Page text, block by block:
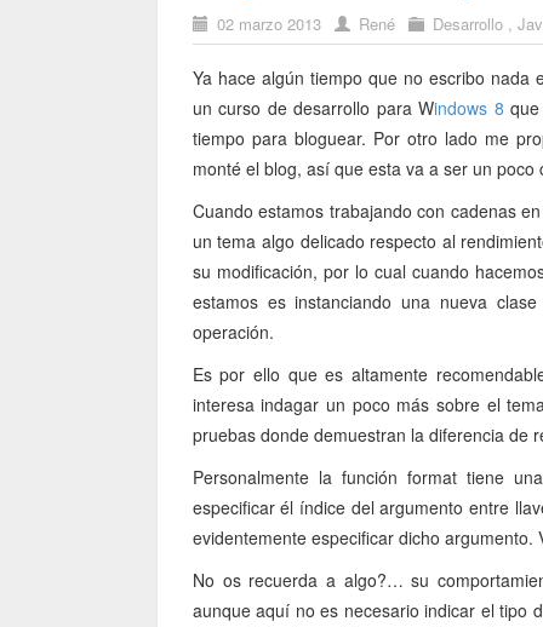
02 marzo 2013 René Desarrollo ,
Ya hace algún tiempo que no escribo
un curso de desarrollo para Windows 8
tiempo para bloguear. Por otro lado me
monté el blog, así que esta va a ser un poco
Cuando estamos trabajando con cadenas
un tema algo delicado respecto al
su modificación, por lo cual cuando
estamos es instanciando una nueva
operación.
Es por ello que es altamente
interesa indagar un poco más sobre el
pruebas donde demuestran la diferencia de
Personalmente la función format tiene
especificar él índice del argumento entre
evidentemente especificar dicho argumento.
No os recuerda a algo?… su
aunque aquí no es necesario indicar el tipo